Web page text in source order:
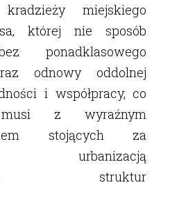
miejskiego
której nie sposób
ponadklasowego
odnowy oddolnej
i współpracy, co
z wyraźnym
stojących za
urbanizacją
struktur